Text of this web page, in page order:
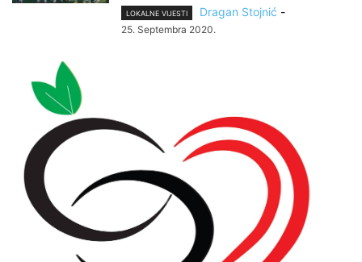
LOKALNE VIJESTI Dragan Stojnić -
25. Septembra 2020.